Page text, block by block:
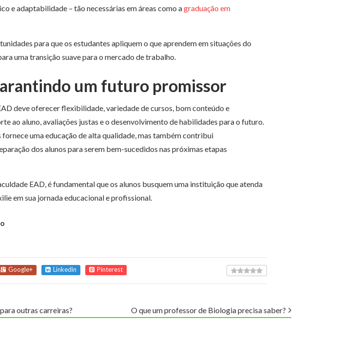
e adaptabilidade – tão necessárias em áreas como agraduação em
para que os estudantes apliquem o que aprendem em situações do
uma transição suave para o mercado de trabalho.
um futuro promissor
deve oferecer flexibilidade, variedade de cursos, bom conteúdo e
ao aluno, avaliações justas e o desenvolvimento de habilidades para o futuro.
fornece uma educação de alta qualidade, mas também contribui
dos alunos para serem bem-sucedidos nas próximas etapas
EAD, é fundamental que os alunos busquem uma instituição que atenda
em sua jornada educacional e profissional.
Google+ Linkedin Pinterest
outras carreiras? O que um professor de Biologia precisa saber?